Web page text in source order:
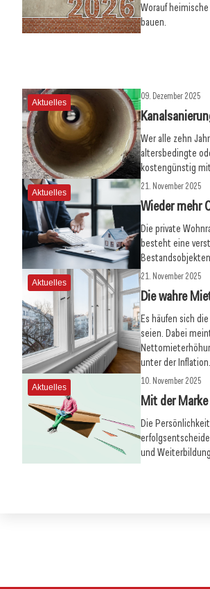
Worauf
bauen.
Bis zu hundert Anfragen pro
Mietwohnung
Aktuelles
09. Dezember 2025
Wer alle zehn
altersbedingte
kostengünstig
Aktuelles
21. November 2025
Wieder mehr
Die private
besteht eine
Aktuelles
21. November 2025
Die wahre
Es häufen sich
seien. Dabei
unter der Inflation.
Aktuelles
10. November 2025
Mit der
Die
und